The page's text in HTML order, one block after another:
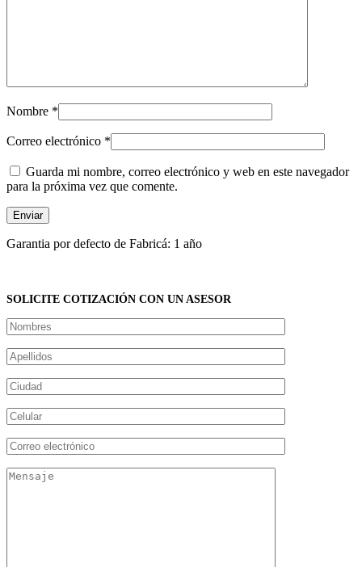
Nombre *
Correo electrónico *
Guarda mi nombre, correo electrónico y web en este navegador
para la próxima vez que comente.
Garantia por defecto de Fabricá: 1 año
SOLICITE COTIZACIÓN CON UN ASESOR